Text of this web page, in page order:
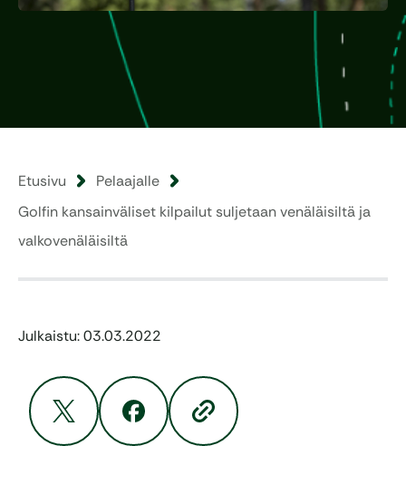
Etusivu
Pelaajalle
Golfin kansainväliset kilpailut suljetaan venäläisiltä ja
valkovenäläisiltä
Julkaistu: 03.03.2022